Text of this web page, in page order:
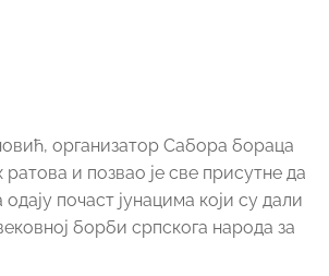
организатор Сабора бораца
и позвао је све присутне да
почаст јунацима који су дали
борби српскога народа за